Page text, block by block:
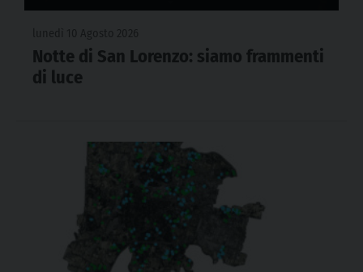
Notte di San Lorenzo: siamo frammenti
di luce